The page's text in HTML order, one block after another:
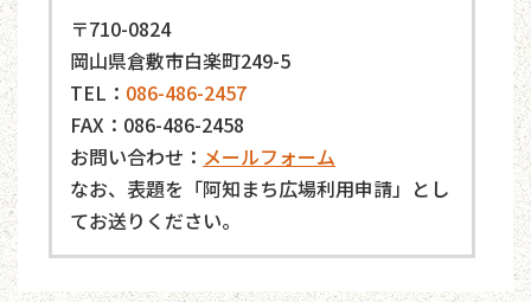
〒710-0824
岡山県倉敷市白楽町249-5
TEL： 086-486-2457
FAX：086-486-2458
お問い合わせ： メールフォーム
なお、表題を「阿知まち広場利用申請」とし
てお送りください。